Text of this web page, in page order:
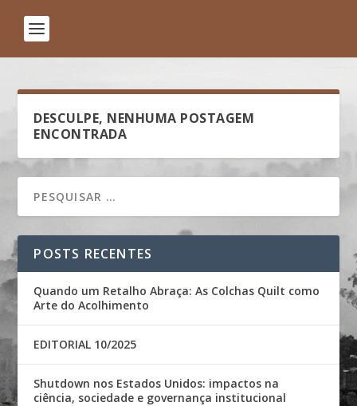
DESCULPE, NENHUMA POSTAGEM
ENCONTRADA
POSTS RECENTES
Quando um Retalho Abraça: As Colchas Quilt como
Arte do Acolhimento
EDITORIAL 10/2025
Shutdown nos Estados Unidos: impactos na
ciência, sociedade e governança institucional